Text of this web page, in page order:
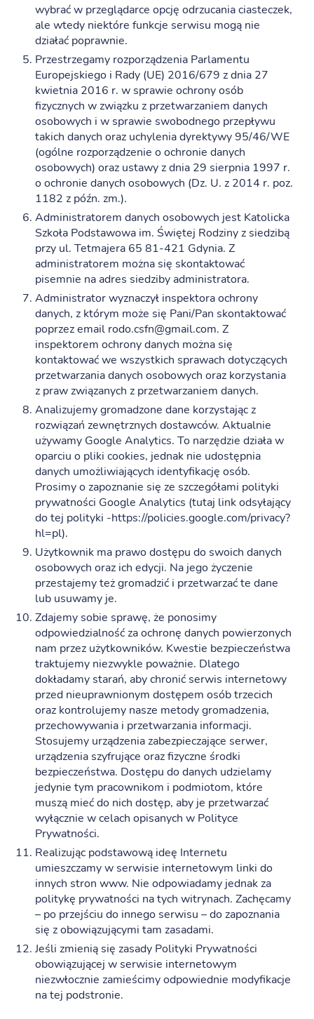
wybrać w przeglądarce opcję odrzucania ciasteczek,
ale wtedy niektóre funkcje serwisu mogą nie
działać poprawnie.
Przestrzegamy rozporządzenia Parlamentu
Europejskiego i Rady (UE) 2016/679 z dnia 27
kwietnia 2016 r. w sprawie ochrony osób
fizycznych w związku z przetwarzaniem danych
osobowych i w sprawie swobodnego przepływu
takich danych oraz uchylenia dyrektywy 95/46/WE
(ogólne rozporządzenie o ochronie danych
osobowych) oraz ustawy z dnia 29 sierpnia 1997 r.
o ochronie danych osobowych (Dz. U. z 2014 r. poz.
1182 z późn. zm.).
Administratorem danych osobowych jest Katolicka
Szkoła Podstawowa im. Świętej Rodziny z siedzibą
przy ul. Tetmajera 65 81-421 Gdynia. Z
administratorem można się skontaktować
pisemnie na adres siedziby administratora.
Administrator wyznaczył inspektora ochrony
danych, z którym może się Pani/Pan skontaktować
poprzez email rodo.csfn@gmail.com. Z
inspektorem ochrony danych można się
kontaktować we wszystkich sprawach dotyczących
przetwarzania danych osobowych oraz korzystania
z praw związanych z przetwarzaniem danych.
Analizujemy gromadzone dane korzystając z
rozwiązań zewnętrznych dostawców. Aktualnie
używamy Google Analytics. To narzędzie działa w
oparciu o pliki cookies, jednak nie udostępnia
danych umożliwiających identyfikację osób.
Prosimy o zapoznanie się ze szczegółami polityki
prywatności Google Analytics (tutaj link odsyłający
do tej polityki -https://policies.google.com/privacy?
hl=pl).
Użytkownik ma prawo dostępu do swoich danych
osobowych oraz ich edycji. Na jego życzenie
przestajemy też gromadzić i przetwarzać te dane
lub usuwamy je.
Zdajemy sobie sprawę, że ponosimy
odpowiedzialność za ochronę danych powierzonych
nam przez użytkowników. Kwestie bezpieczeństwa
traktujemy niezwykle poważnie. Dlatego
dokładamy starań, aby chronić serwis internetowy
przed nieuprawnionym dostępem osób trzecich
oraz kontrolujemy nasze metody gromadzenia,
przechowywania i przetwarzania informacji.
Stosujemy urządzenia zabezpieczające serwer,
urządzenia szyfrujące oraz fizyczne środki
bezpieczeństwa. Dostępu do danych udzielamy
jedynie tym pracownikom i podmiotom, które
muszą mieć do nich dostęp, aby je przetwarzać
wyłącznie w celach opisanych w Polityce
Prywatności.
Realizując podstawową ideę Internetu
umieszczamy w serwisie internetowym linki do
innych stron www. Nie odpowiadamy jednak za
politykę prywatności na tych witrynach. Zachęcamy
– po przejściu do innego serwisu – do zapoznania
się z obowiązującymi tam zasadami.
Jeśli zmienią się zasady Polityki Prywatności
obowiązującej w serwisie internetowym
niezwłocznie zamieścimy odpowiednie modyfikacje
na tej podstronie.